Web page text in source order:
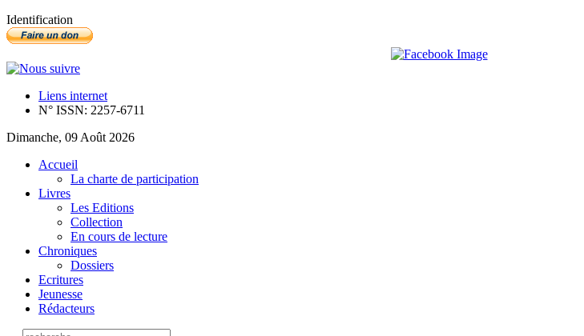
Identification
Liens internet
N° ISSN: 2257-6711
Dimanche, 09 Août 2026
Accueil
La charte de participation
Livres
Les Editions
Collection
En cours de lecture
Chroniques
Dossiers
Ecritures
Jeunesse
Rédacteurs